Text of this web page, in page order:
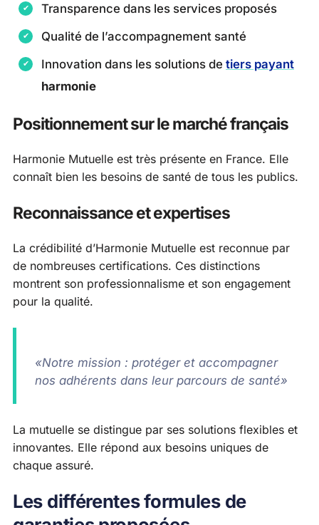
Transparence dans les services proposés
Qualité de l’accompagnement santé
Innovation dans les solutions de tiers payant
harmonie
Positionnement sur le marché français
Harmonie Mutuelle est très présente en France. Elle
connaît bien les besoins de santé de tous les publics.
Reconnaissance et expertises
La crédibilité d’Harmonie Mutuelle est reconnue par
de nombreuses certifications. Ces distinctions
montrent son professionnalisme et son engagement
pour la qualité.
«Notre mission : protéger et accompagner
nos adhérents dans leur parcours de santé»
La mutuelle se distingue par ses solutions flexibles et
innovantes. Elle répond aux besoins uniques de
chaque assuré.
Les différentes formules de